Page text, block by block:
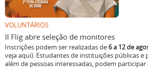
VOLUNTÁRIOS
II Flig abre seleção de monitores
Inscrições podem ser realizadas de6 a 12 de
veja aqui). Estudantes de instituições públicas e
além de pessoas interessadas, podem participar